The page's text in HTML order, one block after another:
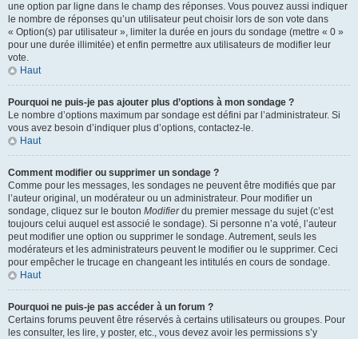
une option par ligne dans le champ des réponses. Vous pouvez aussi indiquer
le nombre de réponses qu’un utilisateur peut choisir lors de son vote dans
« Option(s) par utilisateur », limiter la durée en jours du sondage (mettre « 0 »
pour une durée illimitée) et enfin permettre aux utilisateurs de modifier leur
vote.
Haut
Pourquoi ne puis-je pas ajouter plus d’options à mon sondage ?
Le nombre d’options maximum par sondage est défini par l’administrateur. Si
vous avez besoin d’indiquer plus d’options, contactez-le.
Haut
Comment modifier ou supprimer un sondage ?
Comme pour les messages, les sondages ne peuvent être modifiés que par
l’auteur original, un modérateur ou un administrateur. Pour modifier un
sondage, cliquez sur le bouton Modifierdu premier message du sujet (c’est
toujours celui auquel est associé le sondage). Si personne n’a voté, l’auteur
peut modifier une option ou supprimer le sondage. Autrement, seuls les
modérateurs et les administrateurs peuvent le modifier ou le supprimer. Ceci
pour empêcher le trucage en changeant les intitulés en cours de sondage.
Haut
Pourquoi ne puis-je pas accéder à un forum ?
Certains forums peuvent être réservés à certains utilisateurs ou groupes. Pour
les consulter, les lire, y poster, etc., vous devez avoir les permissions s’y